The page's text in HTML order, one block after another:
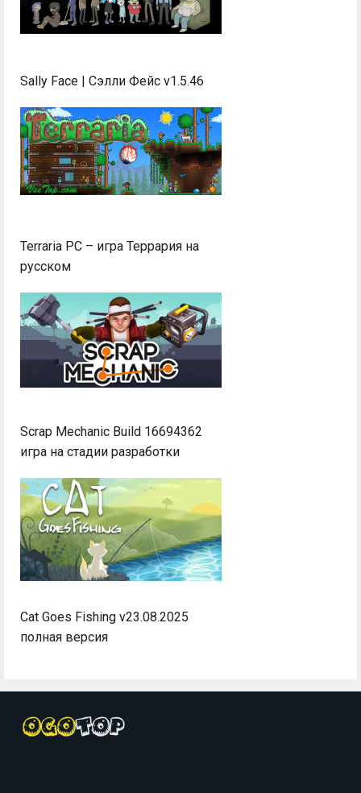
Sally Face | Сэлли Фейс v1.5.46
Terraria PC – игра Террария на
русском
Scrap Mechanic Build 16694362
игра на стадии разработки
Cat Goes Fishing v23.08.2025
полная версия